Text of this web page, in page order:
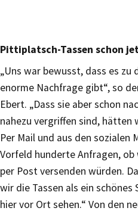
Pittiplatsch-Tassen schon
„Uns war bewusst, dass es zu
enorme Nachfrage gibt“, so
Ebert. „Dass sie aber schon
nahezu vergriffen sind,
Per Mail und aus den sozialen
Vorfeld hunderte Anfragen,
per Post versenden würden.
wir die Tassen als ein schönes
hier vor Ort sehen.“ Von den